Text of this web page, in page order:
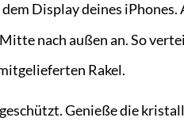
Display deines iPhones.
nach außen an. So
Rakel.
Genieße die